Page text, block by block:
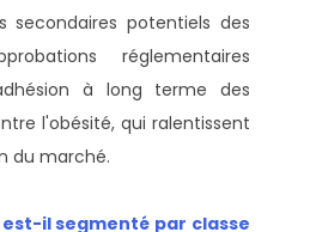
potentiels des
réglementaires
à long terme des
l'obésité, qui ralentissent
du marché.
il segmenté par classe